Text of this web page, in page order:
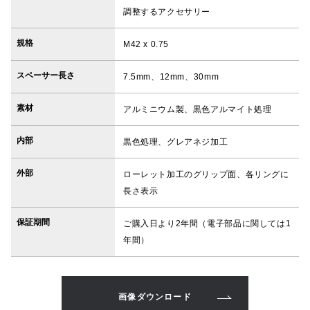
調整するアクセサリー
規格 M42 x 0.75
スペーサー長さ 7.5mm、12mm、30mm
素材 アルミニウム製、黒色アルマイト処理
内部 黒色処理、グレアネジ加工
外部
ローレット加工のグリップ面、各リングに
長さ表示
保証期間
ご購入日より2年間（電子部品に関しては1
年間）
画像ダウンロード